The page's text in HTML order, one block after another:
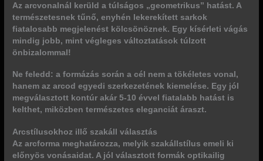
Az arcvonalnál kerüld a túlságos „geometrikus” hatást. A
természetesnek tűnő, enyhén lekerekített sarkok
fiatalosabb megjelenést kölcsönöznek. Egy kísérleti vágás
mindig jobb, mint végleges változtatások túlzott
önbizalommal!
Ne feledd: a formázás során a cél nem a tökéletes vonal,
hanem az arcod egyedi szerkezetének kiemelése. Egy jól
megválasztott kontúr akár 5-10 évvel fiatalabb hatást is
kelthet, miközben természetes eleganciát áraszt.
Arcstílusokhoz illő szakáll választás
Az arcforma meghatározza, melyik szakállstílus emeli ki
előnyös vonásaidat. A jól választott formák optikailig